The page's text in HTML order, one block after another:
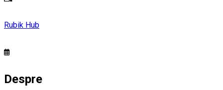
Rubik Hub
Despre